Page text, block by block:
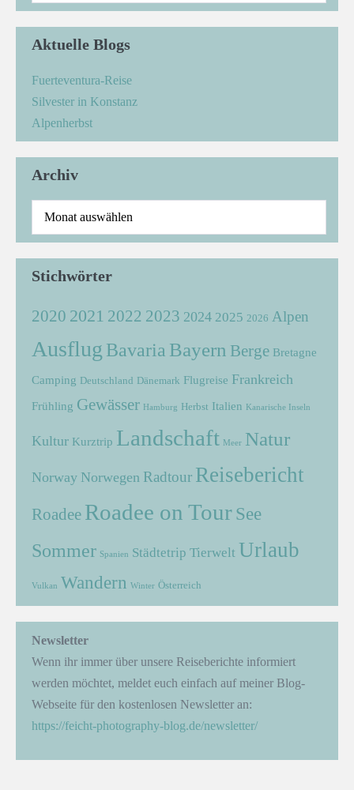
Aktuelle Blogs
Fuerteventura-Reise
Silvester in Konstanz
Alpenherbst
Archiv
Stichwörter
2020 2021 2022 2023 2024 2025 2026 Alpen
Ausflug Bavaria Bayern Berge Bretagne
Camping Deutschland Dänemark Flugreise Frankreich
Frühling Gewässer Hamburg Herbst Italien Kanarische Inseln
Kultur Kurztrip Landschaft Meer Natur
Norway Norwegen Radtour Reisebericht
Roadee Roadee on Tour See
Sommer Spanien Städtetrip Tierwelt Urlaub
Vulkan Wandern Winter Österreich
Newsletter
Wenn ihr immer über unsere Reiseberichte informiert
werden möchtet, meldet euch einfach auf meiner Blog-
Webseite für den kostenlosen Newsletter an:
https://feicht-photography-blog.de/newsletter/